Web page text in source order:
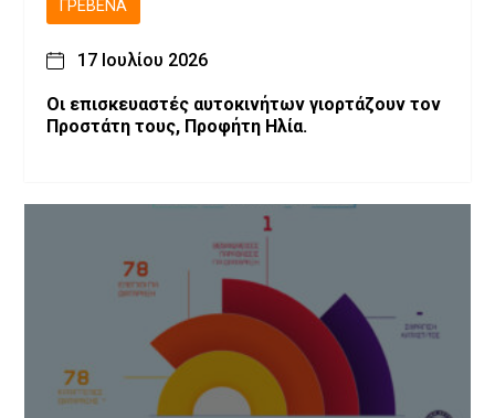
ΓΡΕΒΕΝΆ
17 Ιουλίου 2026
Οι επισκευαστές αυτοκινήτων γιορτάζουν τον
Προστάτη τους, Προφήτη Ηλία.